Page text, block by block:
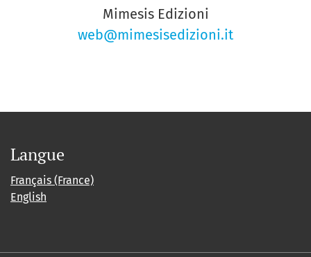
Mimesis Edizioni
web@mimesisedizioni.it
Langue
Français (France)
English